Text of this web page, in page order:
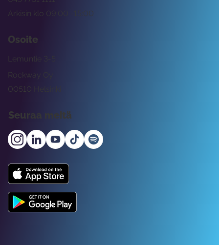
Arkisin klo 09:00 -15:00
Osoite
Rockway Oy
Lemuntie 3-5
00510 Helsinki
Seuraa meitä